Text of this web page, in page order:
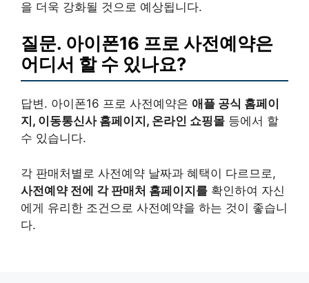
을 더욱 강화될 것으로 예상됩니다.
질문. 아이폰16 프로 사전예약은
어디서 할 수 있나요?
답변. 아이폰16 프로 사전예약은 애플 공식 홈페이
지, 이동통신사 홈페이지, 온라인 쇼핑몰 등에서 할
수 있습니다.
각 판매처별로 사전예약 날짜과 혜택이 다르므로,
사전예약 전에 각 판매처 홈페이지를 확인하여 자신
에게 유리한 조건으로 사전예약을 하는 것이 좋습니
다.